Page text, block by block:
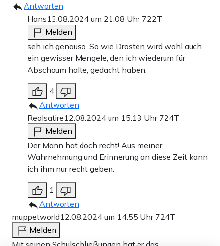
Antworten
Hans13.08.2024 um 21:08 Uhr 722T
Melden
seh ich genauso. So wie Drosten wird wohl auch
ein gewisser Mengele, den ich wiederum für
Abschaum halte, gedacht haben.
4
Antworten
Realsatire12.08.2024 um 15:13 Uhr 724T
Melden
Der Mann hat doch recht! Aus meiner
Wahrnehmung und Erinnerung an diese Zeit kann
ich ihm nur recht geben.
1
Antworten
muppetworld12.08.2024 um 14:55 Uhr 724T
Melden
Mit seinen Schulschließungen hat er das